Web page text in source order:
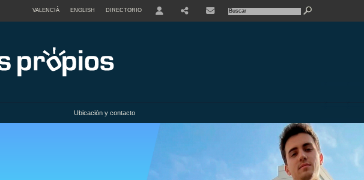
VALENCIÀ ENGLISH DIRECTORIO
Ubicación y contacto